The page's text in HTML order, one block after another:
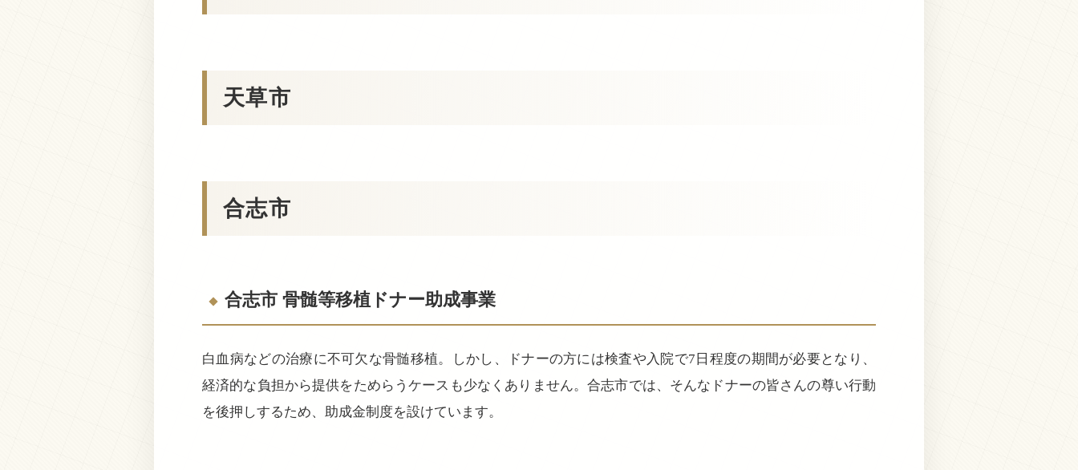
天草市
合志市
合志市 骨髄等移植ドナー助成事業
白血病などの治療に不可欠な骨髄移植。しかし、ドナーの方には検査や入院で7日程度の期間が必要となり、
経済的な負担から提供をためらうケースも少なくありません。合志市では、そんなドナーの皆さんの尊い行動
を後押しするため、助成金制度を設けています。